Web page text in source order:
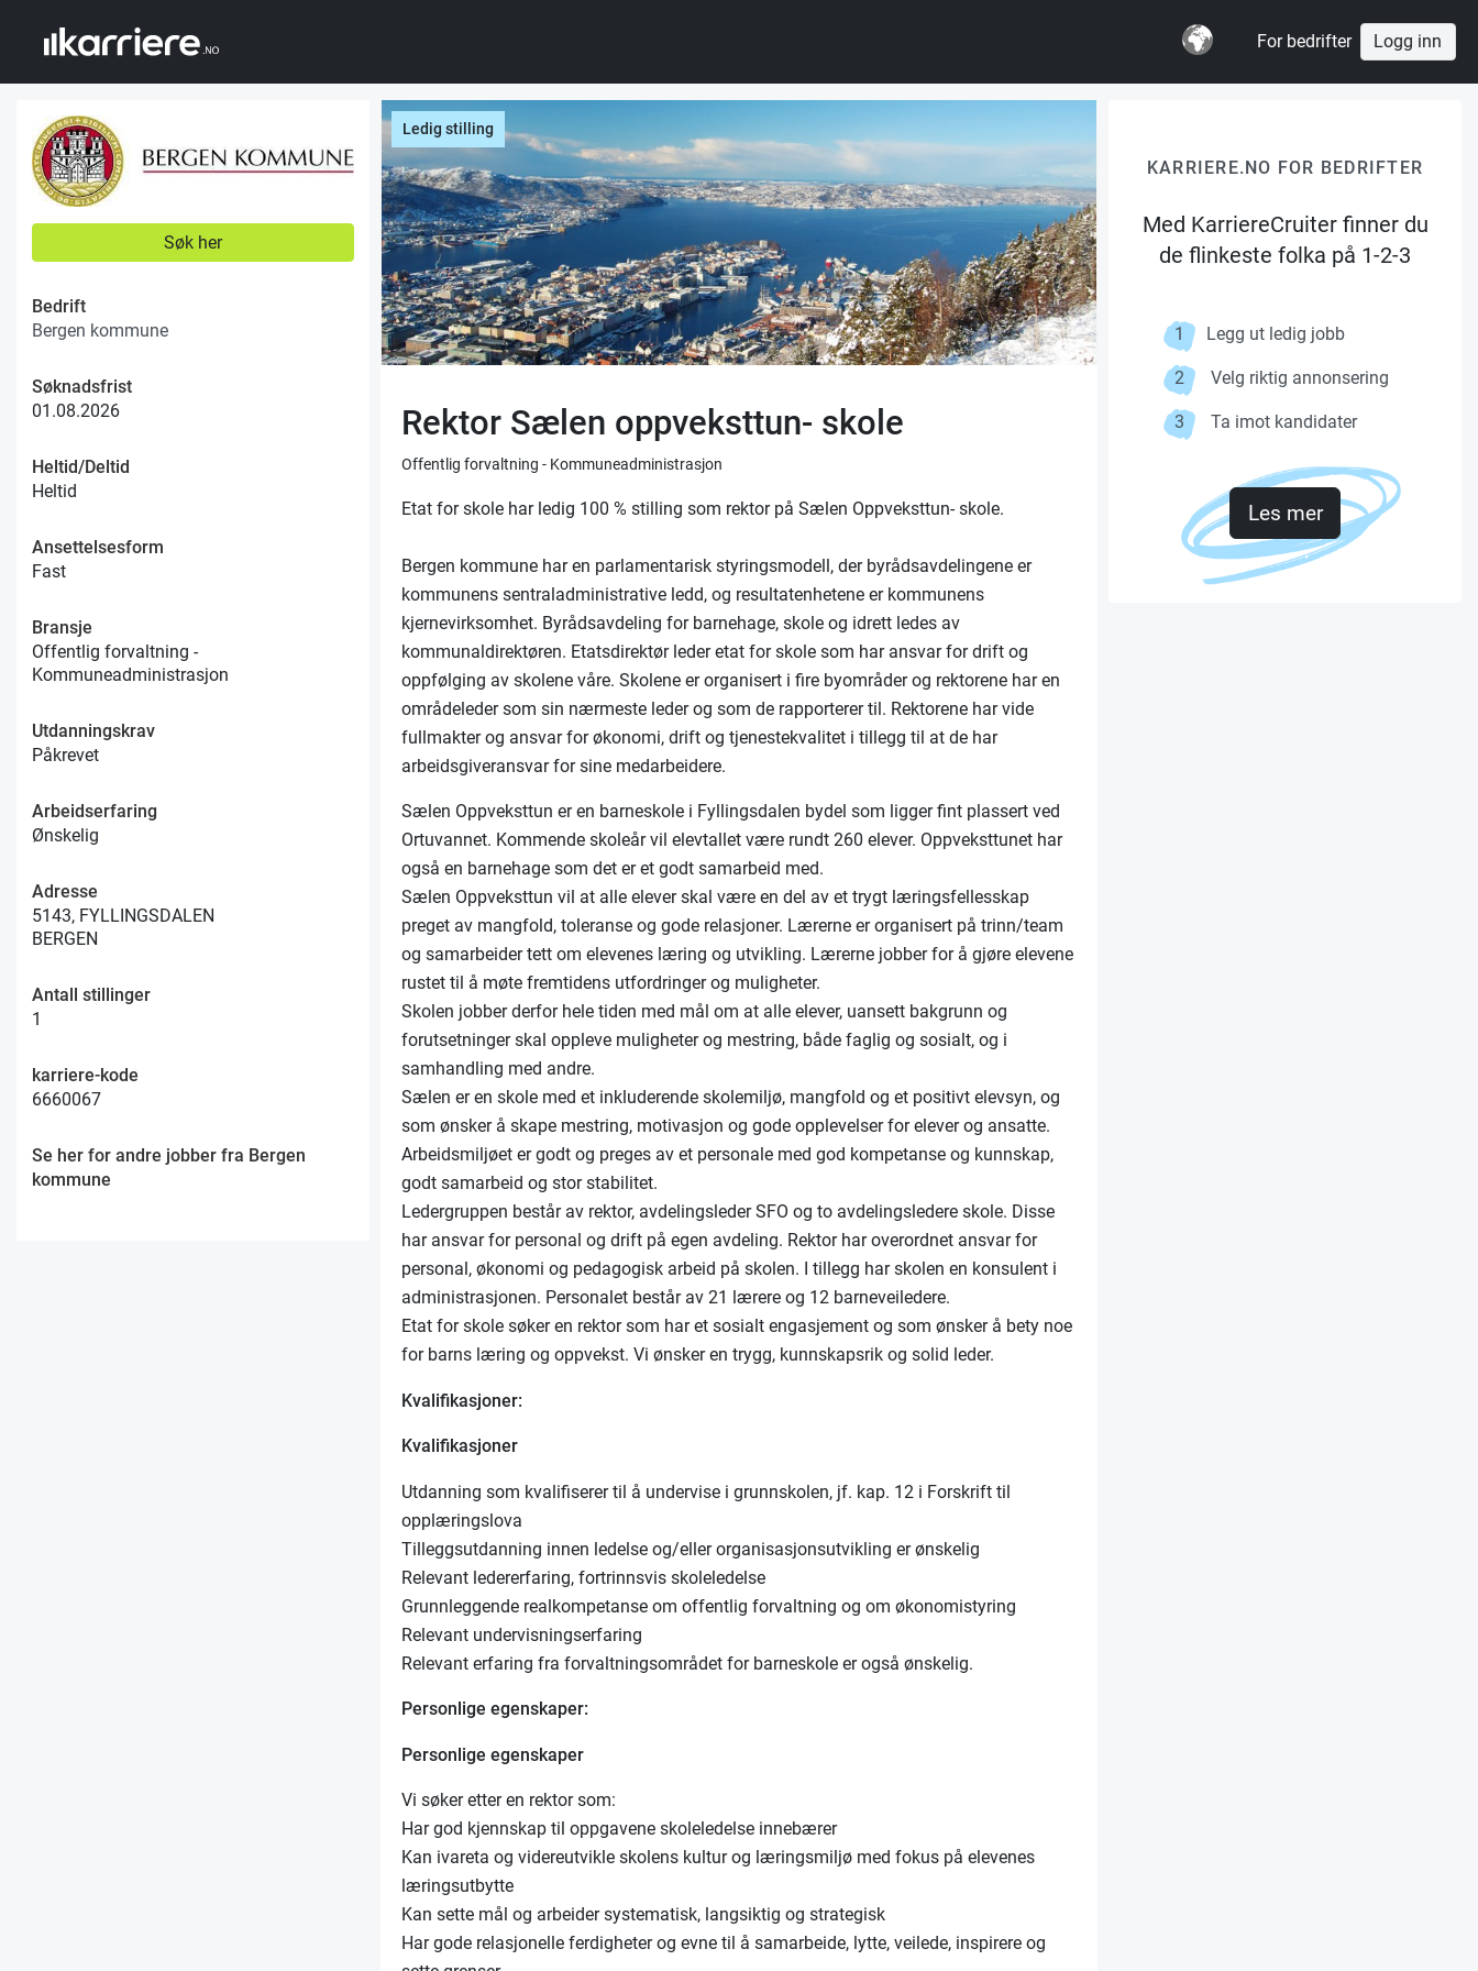
For bedrifter Logg inn
Søk her
Bedrift
Bergen kommune
Søknadsfrist
01.08.2026
Heltid/Deltid
Heltid
Ansettelsesform
Fast
Bransje
Offentlig forvaltning -
Kommuneadministrasjon
Utdanningskrav
Påkrevet
Arbeidserfaring
Ønskelig
Adresse
5143, FYLLINGSDALEN
BERGEN
Antall stillinger
1
karriere-kode
6660067
Se her for andre jobber fra Bergen
kommune
Ledig stilling
Rektor Sælen oppveksttun- skole
Offentlig forvaltning - Kommuneadministrasjon
Etat for skole har ledig 100 % stilling som rektor på Sælen Oppveksttun- skole.
Bergen kommune har en parlamentarisk styringsmodell, der byrådsavdelingene er
kommunens sentraladministrative ledd, og resultatenhetene er kommunens
kjernevirksomhet. Byrådsavdeling for barnehage, skole og idrett ledes av
kommunaldirektøren. Etatsdirektør leder etat for skole som har ansvar for drift og
oppfølging av skolene våre. Skolene er organisert i fire byområder og rektorene har en
områdeleder som sin nærmeste leder og som de rapporterer til. Rektorene har vide
fullmakter og ansvar for økonomi, drift og tjenestekvalitet i tillegg til at de har
arbeidsgiveransvar for sine medarbeidere.
Sælen Oppveksttun er en barneskole i Fyllingsdalen bydel som ligger fint plassert ved
Ortuvannet. Kommende skoleår vil elevtallet være rundt 260 elever. Oppveksttunet har
også en barnehage som det er et godt samarbeid med.
Sælen Oppveksttun vil at alle elever skal være en del av et trygt læringsfellesskap
preget av mangfold, toleranse og gode relasjoner. Lærerne er organisert på trinn/team
og samarbeider tett om elevenes læring og utvikling. Lærerne jobber for å gjøre elevene
rustet til å møte fremtidens utfordringer og muligheter.
Skolen jobber derfor hele tiden med mål om at alle elever, uansett bakgrunn og
forutsetninger skal oppleve muligheter og mestring, både faglig og sosialt, og i
samhandling med andre.
Sælen er en skole med et inkluderende skolemiljø, mangfold og et positivt elevsyn, og
som ønsker å skape mestring, motivasjon og gode opplevelser for elever og ansatte.
Arbeidsmiljøet er godt og preges av et personale med god kompetanse og kunnskap,
godt samarbeid og stor stabilitet.
Ledergruppen består av rektor, avdelingsleder SFO og to avdelingsledere skole. Disse
har ansvar for personal og drift på egen avdeling. Rektor har overordnet ansvar for
personal, økonomi og pedagogisk arbeid på skolen. I tillegg har skolen en konsulent i
administrasjonen. Personalet består av 21 lærere og 12 barneveiledere.
Etat for skole søker en rektor som har et sosialt engasjement og som ønsker å bety noe
for barns læring og oppvekst. Vi ønsker en trygg, kunnskapsrik og solid leder.
Kvalifikasjoner:
Kvalifikasjoner
Utdanning som kvalifiserer til å undervise i grunnskolen, jf. kap. 12 i Forskrift til
opplæringslova
Tilleggsutdanning innen ledelse og/eller organisasjonsutvikling er ønskelig
Relevant ledererfaring, fortrinnsvis skoleledelse
Grunnleggende realkompetanse om offentlig forvaltning og om økonomistyring
Relevant undervisningserfaring
Relevant erfaring fra forvaltningsområdet for barneskole er også ønskelig.
Personlige egenskaper:
Personlige egenskaper
Vi søker etter en rektor som:
Har god kjennskap til oppgavene skoleledelse innebærer
Kan ivareta og videreutvikle skolens kultur og læringsmiljø med fokus på elevenes
læringsutbytte
Kan sette mål og arbeider systematisk, langsiktig og strategisk
Har gode relasjonelle ferdigheter og evne til å samarbeide, lytte, veilede, inspirere og
KARRIERE.NO FOR BEDRIFTER
Med KarriereCruiter finner du
de flinkeste folka på 1-2-3
1 Legg ut ledig jobb
2 Velg riktig annonsering
3 Ta imot kandidater
Les mer